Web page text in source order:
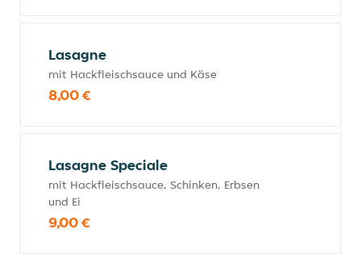
Lasagne
mit Hackfleischsauce und Käse
8,00 €
Lasagne Speciale
mit Hackfleischsauce, Schinken, Erbsen
und Ei
9,00 €